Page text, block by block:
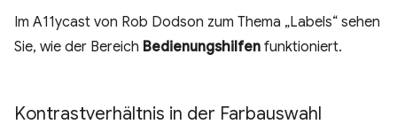
Im A11ycast von Rob Dodson zum Thema „Labels“ sehen
Sie, wie der Bereich Bedienungshilfen funktioniert.
Kontrastverhältnis in der Farbauswahl